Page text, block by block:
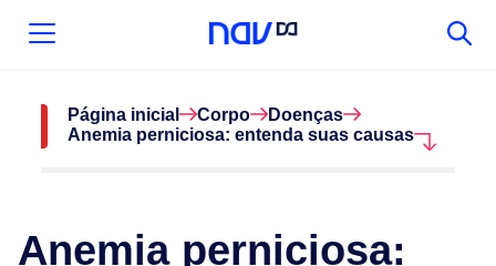
Página inicial Corpo
Doenças
Anemia perniciosa: entenda suas causas
Anemia perniciosa: